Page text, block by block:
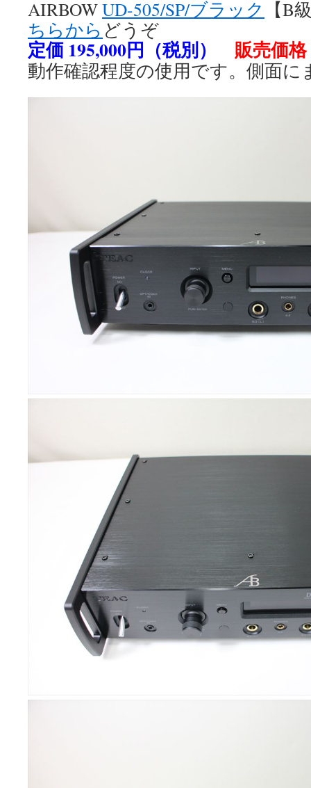
AIRBOWUD-505/SP/ブラック
【
ちらから どうぞ
定価 195,000円（税別） 販売価
動作確認程度の使用です。側面